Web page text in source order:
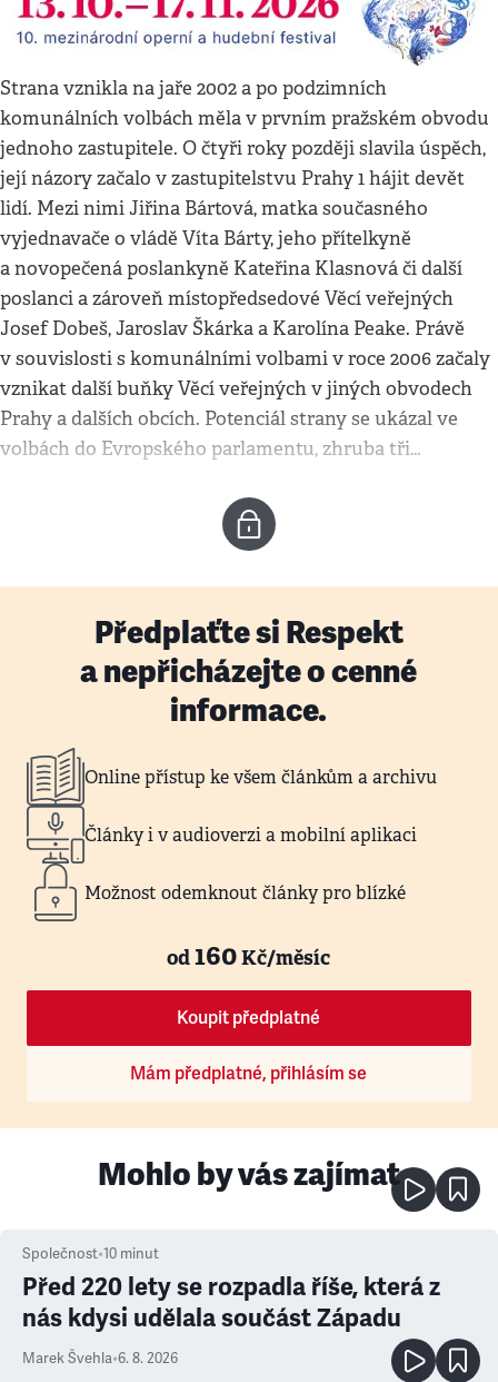
Strana vznikla na jaře 2002 a po podzimních
komunálních volbách měla v prvním pražském obvodu
jednoho zastupitele. O čtyři roky později slavila úspěch,
její názory začalo v zastupitelstvu Prahy 1 hájit devět
lidí. Mezi nimi Jiřina Bártová, matka současného
vyjednavače o vládě Víta Bárty, jeho přítelkyně
a novopečená poslankyně Kateřina Klasnová či další
poslanci a zároveň místopředsedové Věcí veřejných
Josef Dobeš, Jaroslav Škárka a Karolína Peake. Právě
v souvislosti s komunálními volbami v roce 2006 začaly
vznikat další buňky Věcí veřejných v jiných obvodech
Prahy a dalších obcích. Potenciál strany se ukázal ve
volbách do Evropského parlamentu, zhruba tři…
Předplaťte si Respekt
a nepřicházejte o cenné
informace.
Online přístup ke všem článkům a archivu
Články i v audioverzi a mobilní aplikaci
Možnost odemknout články pro blízké
od160Kč/měsíc
Koupit předplatné
Mám předplatné, přihlásím se
Mohlo by vás zajímat
Společnost•10 minut
Před 220 lety se rozpadla říše, která z
nás kdysi udělala součást Západu
Marek Švehla•6. 8. 2026